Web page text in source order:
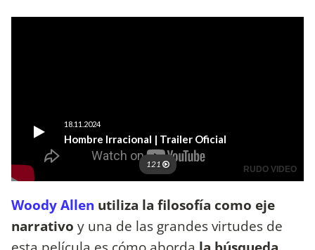
Woody Allen utiliza la filosofía como eje
narrativo y una de las grandes virtudes de